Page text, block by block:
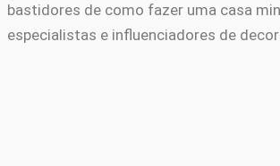
bastidores de como fazer uma casa
especialistas e influenciadores de